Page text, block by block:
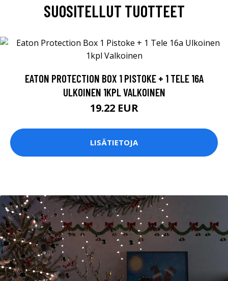
SUOSITELLUT TUOTTEET
EATON PROTECTION BOX 1 PISTOKE + 1 TELE 16A
ULKOINEN 1KPL VALKOINEN
19.22 EUR
LISÄTIETOJA